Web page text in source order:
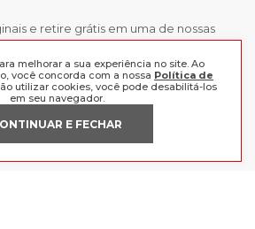
melhorar a sua experiência no site. Ao
você concorda com a nossa Política de
utilizar cookies, você pode desabilitá-los
em seu navegador.
E FECHAR
e retire grátis em uma de nossas
comprando as melhores marcas aqui.
para o Sul e Sudeste.